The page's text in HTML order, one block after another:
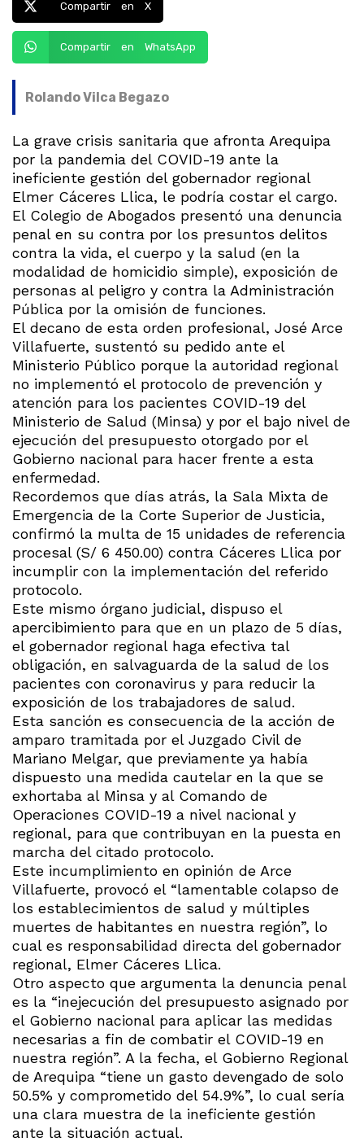
Compartir en X
Compartir en WhatsApp
Rolando Vilca Begazo
La grave crisis sanitaria que afronta Arequipa
por la pandemia del COVID-19 ante la
ineficiente gestión del gobernador regional
Elmer Cáceres Llica, le podría costar el cargo.
El Colegio de Abogados presentó una denuncia
penal en su contra por los presuntos delitos
contra la vida, el cuerpo y la salud (en la
modalidad de homicidio simple), exposición de
personas al peligro y contra la Administración
Pública por la omisión de funciones.
El decano de esta orden profesional, José Arce
Villafuerte, sustentó su pedido ante el
Ministerio Público porque la autoridad regional
no implementó el protocolo de prevención y
atención para los pacientes COVID-19 del
Ministerio de Salud (Minsa) y por el bajo nivel de
ejecución del presupuesto otorgado por el
Gobierno nacional para hacer frente a esta
enfermedad.
Recordemos que días atrás, la Sala Mixta de
Emergencia de la Corte Superior de Justicia,
confirmó la multa de 15 unidades de referencia
procesal (S/ 6 450.00) contra Cáceres Llica por
incumplir con la implementación del referido
protocolo.
Este mismo órgano judicial, dispuso el
apercibimiento para que en un plazo de 5 días,
el gobernador regional haga efectiva tal
obligación, en salvaguarda de la salud de los
pacientes con coronavirus y para reducir la
exposición de los trabajadores de salud.
Esta sanción es consecuencia de la acción de
amparo tramitada por el Juzgado Civil de
Mariano Melgar, que previamente ya había
dispuesto una medida cautelar en la que se
exhortaba al Minsa y al Comando de
Operaciones COVID-19 a nivel nacional y
regional, para que contribuyan en la puesta en
marcha del citado protocolo.
Este incumplimiento en opinión de Arce
Villafuerte, provocó el “lamentable colapso de
los establecimientos de salud y múltiples
muertes de habitantes en nuestra región”, lo
cual es responsabilidad directa del gobernador
regional, Elmer Cáceres Llica.
Otro aspecto que argumenta la denuncia penal
es la “inejecución del presupuesto asignado por
el Gobierno nacional para aplicar las medidas
necesarias a fin de combatir el COVID-19 en
nuestra región”. A la fecha, el Gobierno Regional
de Arequipa “tiene un gasto devengado de solo
50.5% y comprometido del 54.9%”, lo cual sería
una clara muestra de la ineficiente gestión
ante la situación actual.